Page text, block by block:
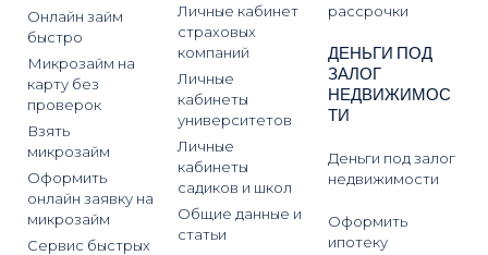
Онлайн займ
быстро
Микрозайм на
карту без
проверок
Взять
микрозайм
Оформить
онлайн заявку на
микрозайм
Сервис быстрых
Личные кабинет
страховых
компаний
Личные
кабинеты
университетов
Личные
кабинеты
садиков и школ
Общие данные и
статьи
рассрочки
ДЕНЬГИ ПОД
ЗАЛОГ
НЕДВИЖИМОС
ТИ
Деньги под залог
недвижимости
Оформить
ипотеку